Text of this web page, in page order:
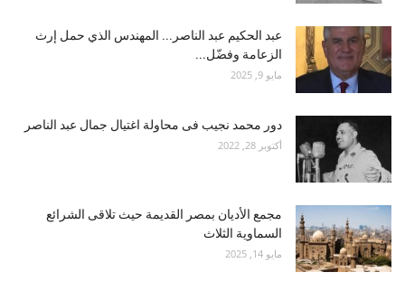
عبد الحكيم عبد الناصر... المهندس الذي حمل إرث
الزعامة وفضّل...
مايو 9, 2025
دور محمد نجيب فى محاولة اغتيال جمال عبد الناصر
أكتوبر 28, 2022
مجمع الأديان بمصر القديمة حيث تلاقى الشرائع
السماوية الثلاث
مايو 14, 2025